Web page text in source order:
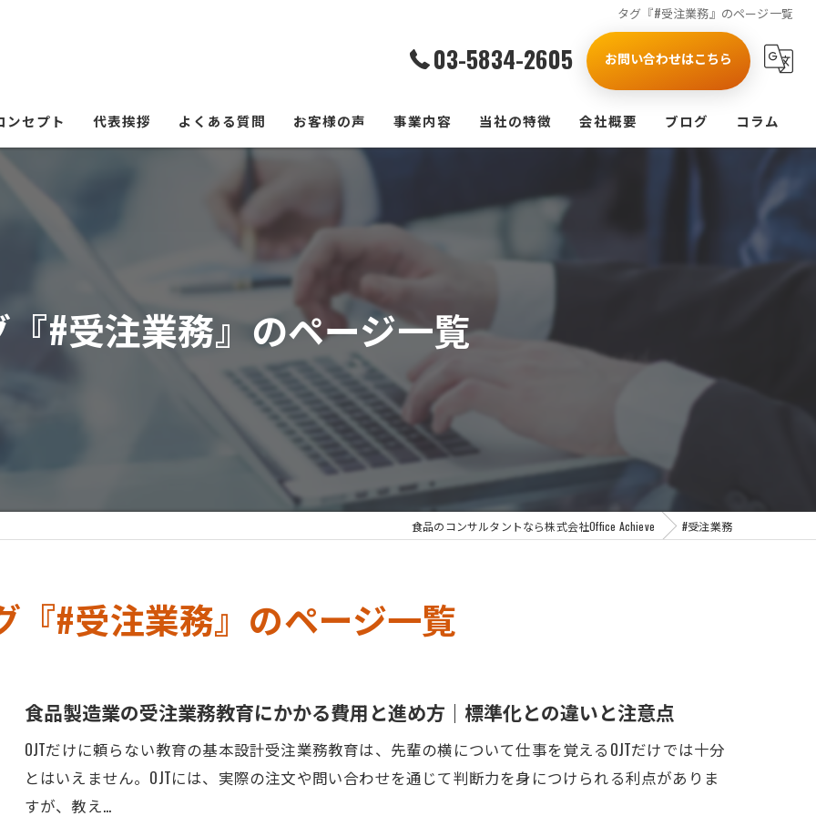
タグ『#受注業務』のページ一覧
03-5834-2605 お問い合わせはこちら
ンセプト 代表挨拶 よくある質問 お客様の声 事業内容 当社の特徴 会社概要 ブログ コラム
#受注業務』のページ一覧
食品のコンサルタントなら株式会社Office Achieve #受注業務
『#受注業務』のページ一覧
食品製造業の受注業務教育にかかる費用と進め方｜標準化との違いと注意点
OJTだけに頼らない教育の基本設計受注業務教育は、先輩の横について仕事を覚えるOJTだけでは十分
とはいえません。OJTには、実際の注文や問い合わせを通じて判断力を身につけられる利点がありま
すが、教え…